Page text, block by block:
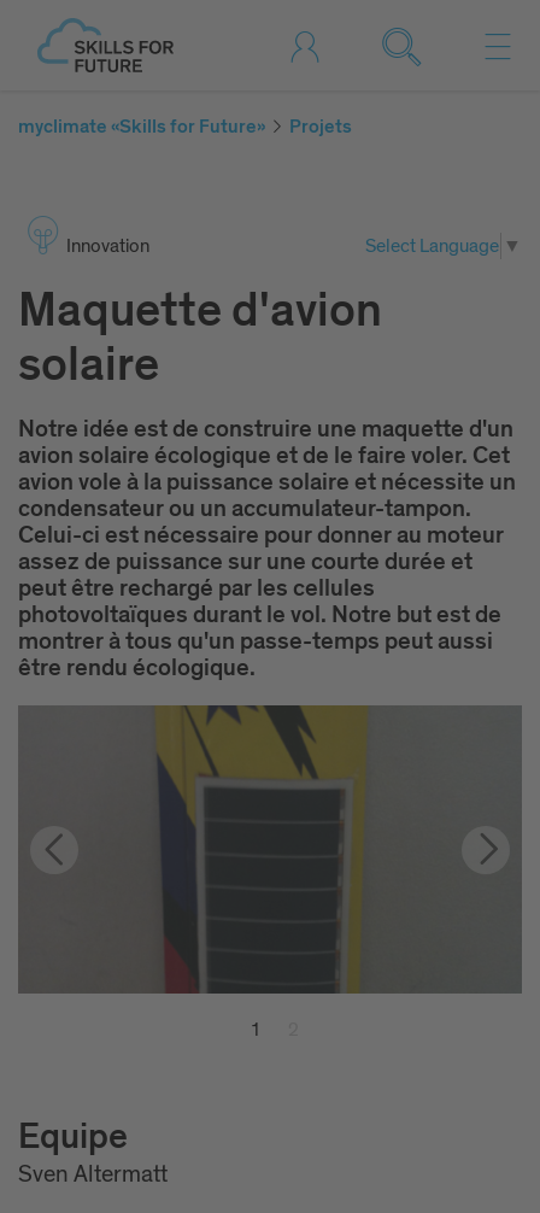
myclimate «Skills for Future» Projets
Inno­vation Select Language ▼
Maquette d'avion
solaire
Notre idée est de construire une maquette d'un
avion solaire écologique et de le faire voler. Cet
avion vole à la puissance solaire et nécessite un
condensateur ou un accumulateur-tampon.
Celui-ci est nécessaire pour donner au moteur
assez de puissance sur une courte durée et
peut être rechargé par les cellules
photovoltaïques durant le vol. Notre but est de
montrer à tous qu'un passe-temps peut aussi
être rendu écologique.
1
Equipe
Sven Altermatt